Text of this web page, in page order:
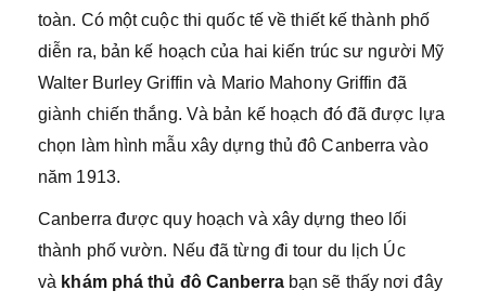
toàn. Có một cuộc thi quốc tế về thiết kế thành phố
diễn ra, bản kế hoạch của hai kiến trúc sư người Mỹ
Walter Burley Griffin và Mario Mahony Griffin đã
giành chiến thắng. Và bản kế hoạch đó đã được lựa
chọn làm hình mẫu xây dựng thủ đô Canberra vào
năm 1913.
Canberra được quy hoạch và xây dựng theo lối
thành phố vườn. Nếu đã từng đi tour du lịch Úc
và khám phá thủ đô Canberrabạn sẽ thấy nơi đây